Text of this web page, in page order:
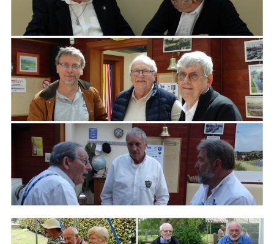
Branding
ARMCHAIR